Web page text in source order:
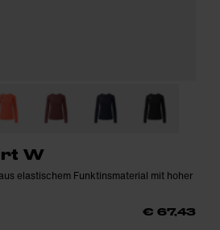
W
elastischem Funktinsmaterial mit hoher
€ 67,43